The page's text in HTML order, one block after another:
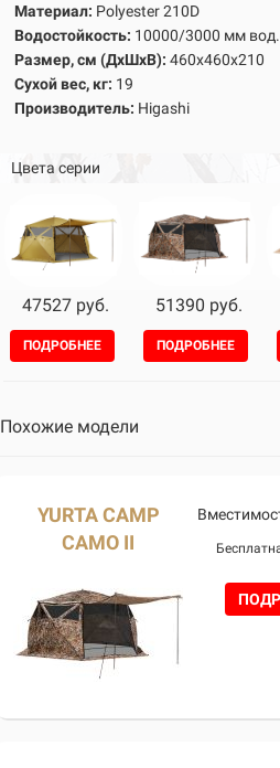
Материал: Polyester 210D
Водостойкость: 10000/3000 мм
Размер, см (ДхШхВ): 460х460х210
Сухой вес, кг: 19
Производитель: Higashi
Цвета серии
47527 руб.
ПОДРОБНЕЕ
51390 руб.
ПОДРОБНЕЕ
Похожие модели
YURTA CAMP
CAMO II